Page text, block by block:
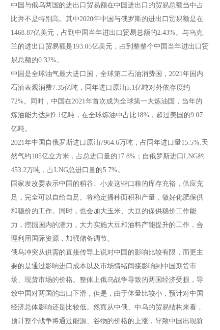
中国与俄乌两国的进出口贸易额在中国进出口的贸易总额当中占
比并不是特别高。其中2020年中国与俄罗斯的进出口贸易额是在
1468.87亿美元，占到中国当年进出口贸易总额的2.43%。与乌克
兰的进出口贸易额是193.05亿美元，占到整整个中国当年进出口贸
易总额的0.32%。
中国是全球油气最大进口国，全球第二石油消费国，2021年国内
石油表观消费7.35亿吨，同年进口原油5.1亿吨对外依存度约
72%。同时，中国在2021年首次成为全球第一大炼油国，当年的
炼油能力达到9.1亿吨，在全球炼油中占比18%，超过美国的9.07
亿吨。
2021年中国自俄罗斯进口原油7964.6万吨，占同年进口量15.5%,天
然气约105亿立方米，占总进口量的17.8%；自俄罗斯进口LNG约
453.2万吨，占LNG总进口量的5.7%。
国家发改委表示中国的稻谷、小麦这些口粮的库存充裕，供应充
足，完全可以自给自足。将稳定播种面积和产量，做好化肥保供
和稳价的工作。同时，也会加大玉米、大豆的保供稳价工作能
力，挖掘国内的潜力，大力实施大豆和油料产能提升的工作，合
理利用国际资源，加强储备调节。
俄乌冲突从供需的直接传导上说对中国的影响比较有限，而更主
要的是通过影响进口成本以及市场情绪间接影响到中国期货市
场、现货市场的价格。整体上俄乌战争导致的两国经济受损，导
致中国对两国的出口下滑，但是，由于体量比较小，预计对中国
经济总体影响还是比较低。然而从中俄、中乌的贸易结构来看，
预计整个战争将通过能源、谷物的价格的上涨，导致中国出现阶